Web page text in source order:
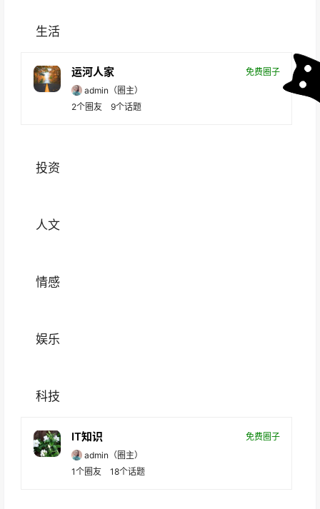
生活
运河人家
免费圈子
admin （圈主）
2个圈友 9个话题
投资
人文
情感
娱乐
科技
IT知识
免费圈子
admin （圈主）
1个圈友 18个话题